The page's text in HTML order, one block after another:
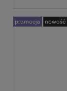
promocja nowość